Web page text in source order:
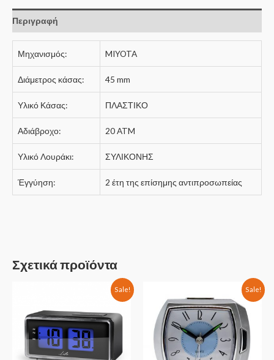
Περιγραφή
Μηχανισμός: MIYOTA
Διάμετρος κάσας: 45 mm
Υλικό Κάσας: ΠΛΑΣΤΙΚΟ
Αδιάβροχο: 20 ATM
Υλικό Λουράκι: ΣΥΛΙΚΟΝΗΣ
Έγγύηση: 2 έτη της επίσημης αντιπροσωπείας
Σχετικά προϊόντα
Sale! Sale!